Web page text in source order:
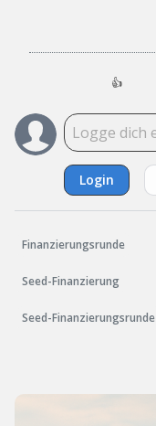
👍
Login
Finanzierungsrunde
Seed-Finanzierung
Seed-Finanzierungsrunde